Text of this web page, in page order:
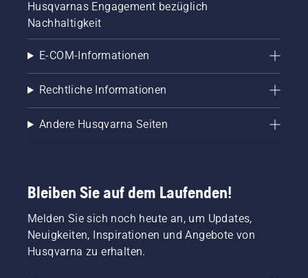
Husqvarnas Engagement bezüglich
Nachhaltigkeit
E-COM-Informationen
Rechtliche Informationen
Andere Husqvarna Seiten
Bleiben Sie auf dem Laufenden!
Melden Sie sich noch heute an, um Updates,
Neuigkeiten, Inspirationen und Angebote von
Husqvarna zu erhalten.